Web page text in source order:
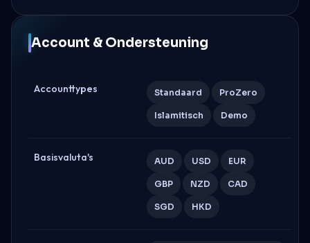
Account & Ondersteuning
Accounttypes Standaard ProZero
Islamitisch Demo
Basisvaluta's AUD USD EUR
GBP NZD CAD
SGD HKD